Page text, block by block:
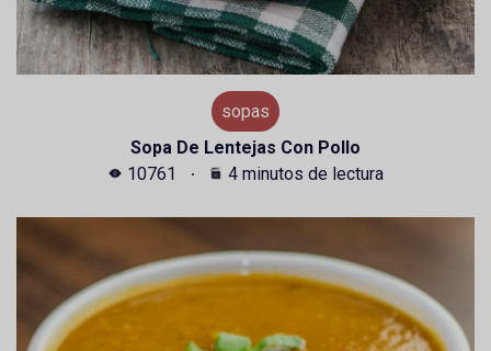
sopas
Sopa De Lentejas Con Pollo
10761
4 minutos de lectura